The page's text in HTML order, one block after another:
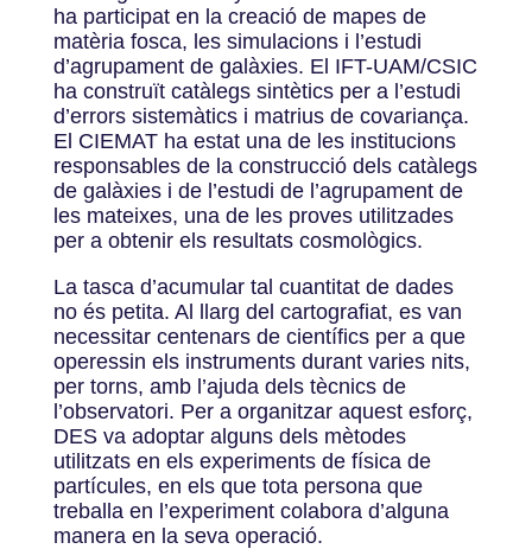
ha participat en la creació de mapes de
matèria fosca, les simulacions i l’estudi
d’agrupament de galàxies. El IFT-UAM/CSIC
ha construït catàlegs sintètics per a l’estudi
d’errors sistemàtics i matrius de covariança.
El CIEMAT ha estat una de les institucions
responsables de la construcció dels catàlegs
de galàxies i de l’estudi de l’agrupament de
les mateixes, una de les proves utilitzades
per a obtenir els resultats cosmològics.
La tasca d’acumular tal cuantitat de dades
no és petita. Al llarg del cartografiat, es van
necessitar centenars de científics per a que
operessin els instruments durant varies nits,
per torns, amb l’ajuda dels tècnics de
l’observatori. Per a organitzar aquest esforç,
DES va adoptar alguns dels mètodes
utilitzats en els experiments de física de
partícules, en els que tota persona que
treballa en l’experiment colabora d’alguna
manera en la seva operació.